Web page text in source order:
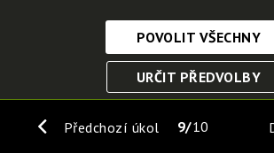
Předchozí úkol 9 10
Nezbytně nutné cookies
Tyto soubory cookie jsou nezbytné,
funkce. Bez těchto cookies by webové
POVOLIT VŠECHNY
URČIT PŘEDVOLBY